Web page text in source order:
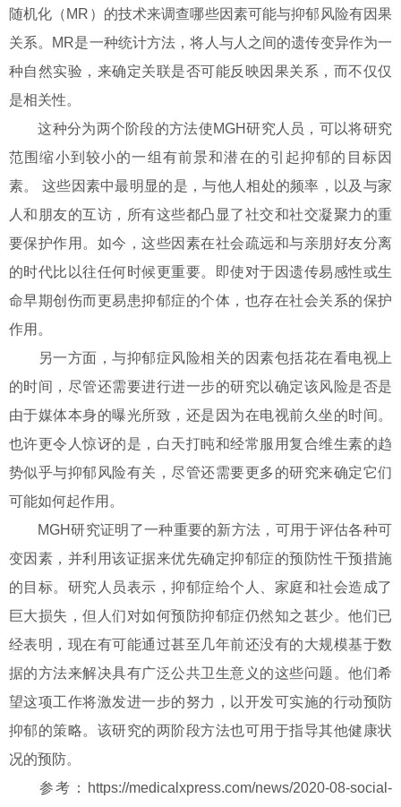
随机化（MR）的技术来调查哪些因素可能与抑郁风险有因果
关系。MR是一种统计方法，将人与人之间的遗传变异作为一
种自然实验，来确定关联是否可能反映因果关系，而不仅仅
是相关性。
这种分为两个阶段的方法使MGH研究人员，可以将研究
范围缩小到较小的一组有前景和潜在的引起抑郁的目标因
素。 这些因素中最明显的是，与他人相处的频率，以及与家
人和朋友的互访，所有这些都凸显了社交和社交凝聚力的重
要保护作用。如今，这些因素在社会疏远和与亲朋好友分离
的时代比以往任何时候更重要。即使对于因遗传易感性或生
命早期创伤而更易患抑郁症的个体，也存在社会关系的保护
作用。
另一方面，与抑郁症风险相关的因素包括花在看电视上
的时间，尽管还需要进行进一步的研究以确定该风险是否是
由于媒体本身的曝光所致，还是因为在电视前久坐的时间。
也许更令人惊讶的是，白天打盹和经常服用复合维生素的趋
势似乎与抑郁风险有关，尽管还需要更多的研究来确定它们
可能如何起作用。
MGH研究证明了一种重要的新方法，可用于评估各种可
变因素，并利用该证据来优先确定抑郁症的预防性干预措施
的目标。研究人员表示，抑郁症给个人、家庭和社会造成了
巨大损失，但人们对如何预防抑郁症仍然知之甚少。他们已
经表明，现在有可能通过甚至几年前还没有的大规模基于数
据的方法来解决具有广泛公共卫生意义的这些问题。他们希
望这项工作将激发进一步的努力，以开发可实施的行动预防
抑郁的策略。该研究的两阶段方法也可用于指导其他健康状
况的预防。
参考：https://medicalxpress.com/news/2020-08-social-